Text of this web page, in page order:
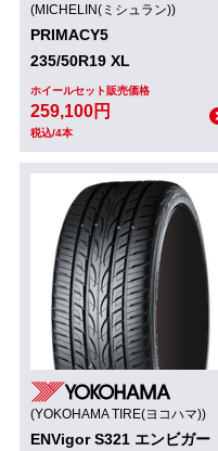
(MICHELIN(ミシュラン))
PRIMACY5
235/50R19 XL
ホイールセット販売価格
259,100円
税込/4本
(YOKOHAMA TIRE(ヨコハマ))
ENVigor S321 エンビガー